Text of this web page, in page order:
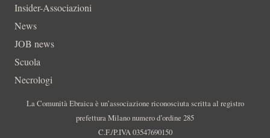
Insider-Associazioni
News
JOB news
Scuola
Necrologi
La Comunità Ebraica è un’associazione riconosciuta scritta al registro
prefettura Milano numero d’ordine 285
C.F./P.IVA 03547690150